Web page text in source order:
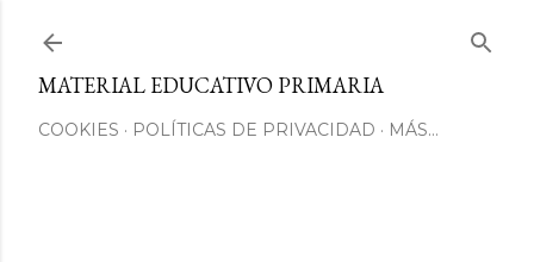
MATERIAL EDUCATIVO PRIMARIA
COOKIES POLÍTICAS DE PRIVACIDAD MÁS…